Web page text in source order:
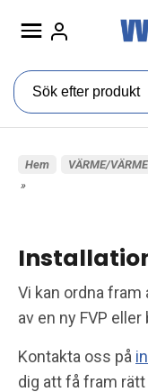
Hem
»
VÄRME/
Vi kan ordna
av en ny FVP eller
Kontakta oss på
dig att få fram rätt